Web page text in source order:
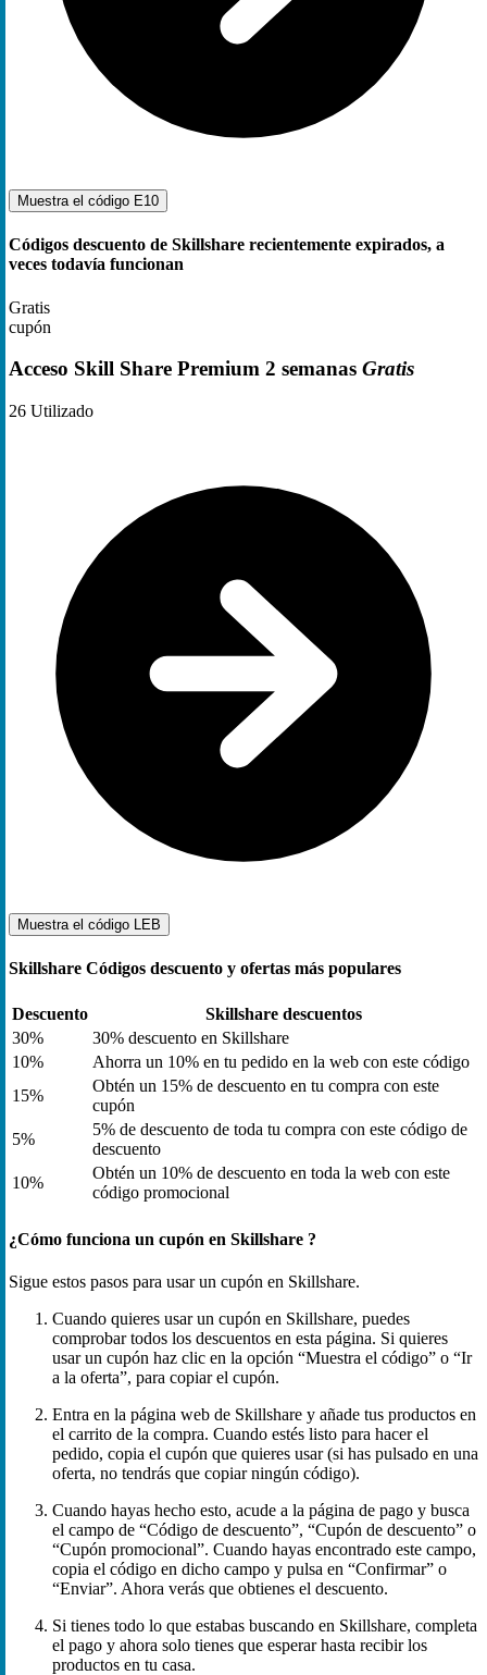
Muestra el código E10
Códigos descuento de Skillshare recientemente expirados, a
veces todavía funcionan
Gratis
cupón
Acceso Skill Share Premium 2 semanas Gratis
26 Utilizado
Muestra el código LEB
Skillshare Códigos descuento y ofertas más populares
Descuento
Skillshare descuentos
30%
30% descuento en Skillshare
10%
Ahorra un 10% en tu pedido en la web con este código
15%
Obtén un 15% de descuento en tu compra con este
cupón
5%
5% de descuento de toda tu compra con este código de
descuento
10%
Obtén un 10% de descuento en toda la web con este
código promocional
¿Cómo funciona un cupón en Skillshare ?
Sigue estos pasos para usar un cupón en Skillshare.
Cuando quieres usar un cupón en Skillshare, puedes
comprobar todos los descuentos en esta página. Si quieres
usar un cupón haz clic en la opción “Muestra el código” o “Ir
a la oferta”, para copiar el cupón.
Entra en la página web de Skillshare y añade tus productos en
el carrito de la compra. Cuando estés listo para hacer el
pedido, copia el cupón que quieres usar (si has pulsado en una
oferta, no tendrás que copiar ningún código).
Cuando hayas hecho esto, acude a la página de pago y busca
el campo de “Código de descuento”, “Cupón de descuento” o
“Cupón promocional”. Cuando hayas encontrado este campo,
copia el código en dicho campo y pulsa en “Confirmar” o
“Enviar”. Ahora verás que obtienes el descuento.
Si tienes todo lo que estabas buscando en Skillshare, completa
el pago y ahora solo tienes que esperar hasta recibir los
productos en tu casa.